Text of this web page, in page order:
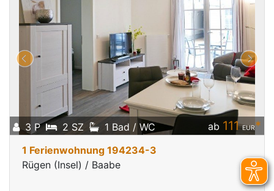
3 P 2 SZ 1 Bad / WC ab 111 EUR*
1 Ferienwohnung 194234-3
Rügen (Insel) / Baabe